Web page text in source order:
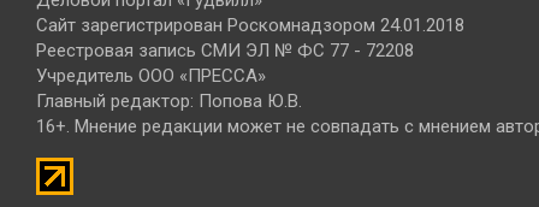
Сайт зарегистрирован Роскомнадзором 24.01.2018
Реестровая запись СМИ ЭЛ № ФС 77 - 72208
Учредитель ООО «ПРЕССА»
Главный редактор: Попова Ю.В.
16+. Мнение редакции может не совпадать с мнением